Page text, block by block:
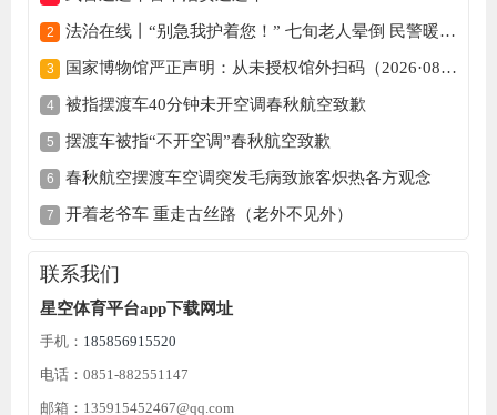
法治在线丨“别急我护着您！” 七旬老人晕倒 民警暖心守护
国家博物馆严正声明：从未授权馆外扫码（2026·08·03）
被指摆渡车40分钟未开空调春秋航空致歉
摆渡车被指“不开空调”春秋航空致歉
春秋航空摆渡车空调突发毛病致旅客炽热各方观念
开着老爷车 重走古丝路（老外不见外）
联系我们
星空体育平台app下载网址
手机： 185856915520
电话：0851-882551147
邮箱：135915452467@qq.com